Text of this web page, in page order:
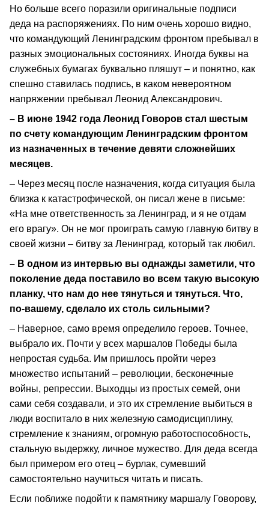
Но больше всего поразили оригинальные подписи
деда на распоряжениях. По ним очень хорошо видно,
что командующий Ленинградским фронтом пребывал в
разных эмоциональных состояниях. Иногда буквы на
служебных бумагах буквально пляшут – и понятно, как
спешно ставилась подпись, в каком невероятном
напряжении пребывал Леонид Александрович.
– В июне 1942 года Леонид Говоров стал шестым
по счету командующим Ленинградским фронтом
из назначенных в течение девяти сложнейших
месяцев.
– Через месяц после назначения, когда ситуация была
близка к катастрофической, он писал жене в письме:
«На мне ответственность за Ленинград, и я не отдам
его врагу». Он не мог проиграть самую главную битву в
своей жизни – битву за Ленинград, который так любил.
– В одном из интервью вы однажды заметили, что
поколение деда поставило во всем такую высокую
планку, что нам до нее тянуться и тянуться. Что,
по-вашему, сделало их столь сильными?
– Наверное, само время определило героев. Точнее,
выбрало их. Почти у всех маршалов Победы была
непростая судьба. Им пришлось пройти через
множество испытаний – революции, бесконечные
войны, репрессии. Выходцы из простых семей, они
сами себя создавали, и это их стремление выбиться в
люди воспитало в них железную самодисциплину,
стремление к знаниям, огромную работоспособность,
стальную выдержку, личное мужество. Для деда всегда
был примером его отец – бурлак, сумевший
самостоятельно научиться читать и писать.
Если поближе подойти к памятнику маршалу Говорову,